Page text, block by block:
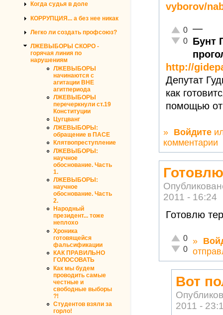
Когда судья в доле
КОРРУПЦИЯ... а без нее никак
Легко ли создать профсоюз?
ЛЖЕВЫБОРЫ СКОРО -
горячая линия по
нарушениям
ЛЖЕВЫБОРЫ
начинаются с
агитации ВНЕ
агитпериода
ЛЖЕВЫБОРЫ
перечеркнули ст.19
Конституции
Цугцванг
ЛЖЕВЫБОРЫ:
обращение в ПАСЕ
Клятвопреступление
ЛЖЕВЫБОРЫ:
научное
обоснование. Часть
1.
ЛЖЕВЫБОРЫ:
научное
обоснование. Часть
2.
Народный
президент... тоже
неплохо
Хроника
готовящейся
фальсификации
КАК ПРАВИЛЬНО
ГОЛОСОВАТЬ
Как мы будем
проводить самые
честные и
свободные выборы
?!
Студентов взяли за
горло!
vyborov/
Отлично!
0
Неадекватно!
0
—
Бунт
http://
Депутат
как
помощью
» Войдите
комментарии
2011 - 16:24
Готовлю
Отлично!
0
Неадекватно!
0
»
Вот
2011 -